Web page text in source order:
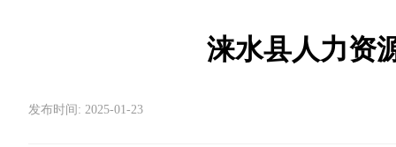
涞水县人力资
发布时间: 2025-01-23